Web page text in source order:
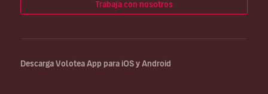
Trabaja con nosotros
Descarga Volotea App para iOS y Android